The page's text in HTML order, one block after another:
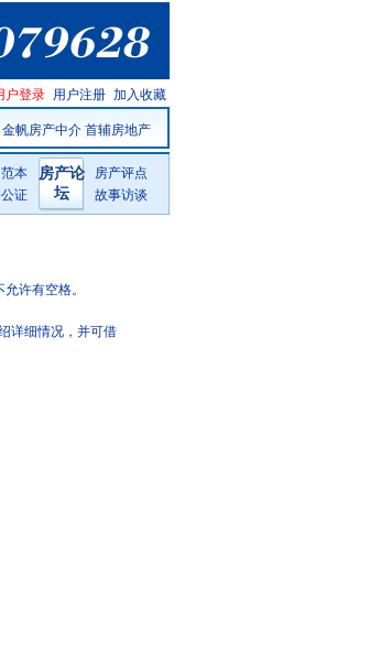
加入收藏
用户注册
户登录
金帆房产中介 首辅房地产
本
证
房产论
坛
房产评点
故事访谈
许有空格。
详细情况，并可借